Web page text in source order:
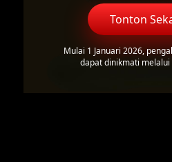
Tonton
Mulai 1 Januari 2026,
dapat dinikmati melalui